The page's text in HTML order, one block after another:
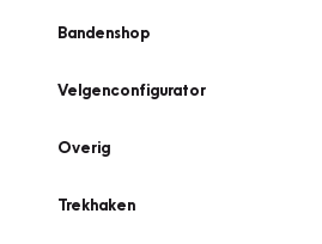
Bandenshop
Velgenconfigurator
Overig
Trekhaken